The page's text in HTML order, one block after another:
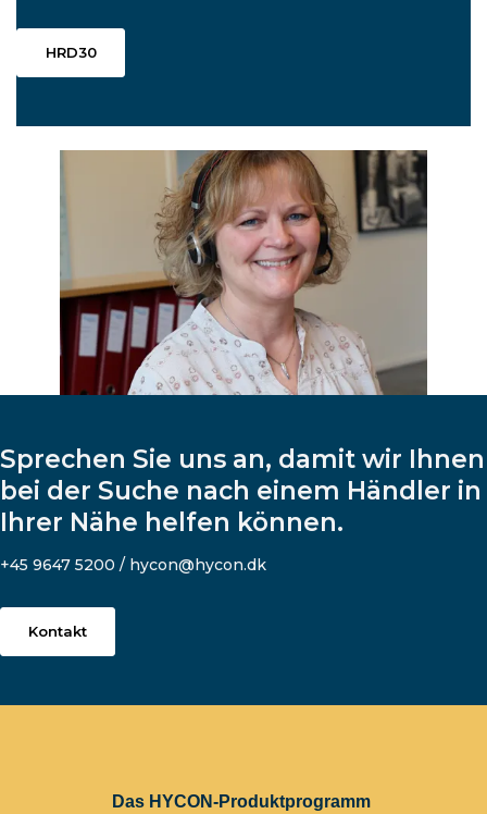
HRD30
Sprechen Sie uns an, damit wir Ihnen
bei der Suche nach einem Händler in
Ihrer Nähe helfen können.
+45 9647 5200 / hycon@hycon.dk
Kontakt
Das HYCON-Produktprogramm